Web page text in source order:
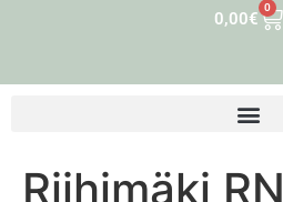
0,00€
0
Riihimäki RN